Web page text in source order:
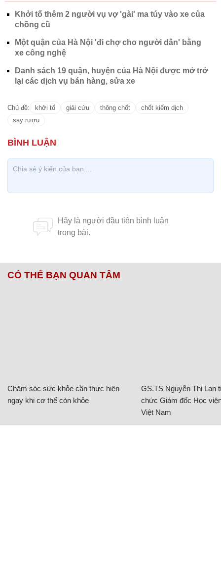
Khởi tố thêm 2 người vụ vợ 'gài' ma túy vào xe của
chồng cũ
Một quận của Hà Nội 'đi chợ cho người dân' bằng
xe công nghệ
Danh sách 19 quận, huyện của Hà Nội được mở trở
lại các dịch vụ bán hàng, sửa xe
Chủ đề: khởi tố giải cứu thông chốt
chốt kiểm dịch
say rượu
CÓ THỂ BẠN QUAN TÂM
Chăm sóc sức khỏe cần thực hiện
ngay khi cơ thể còn khỏe
GS.TS Nguyễn Thị Lan
chức Giám đốc Học
Việt Nam